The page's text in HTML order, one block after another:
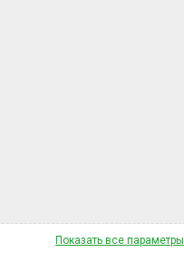
Показать все параметры